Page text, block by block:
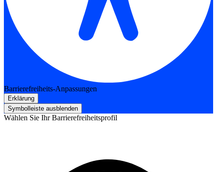
Barrierefreiheits-Anpassungen
Erklärung
Symbolleiste ausblenden
Wählen Sie Ihr Barrierefreiheitsprofil